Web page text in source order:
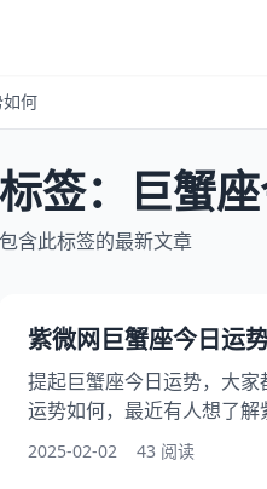
何
标签：巨蟹
包含此标签的最新文章
紫微网巨蟹座今日运
提起巨蟹座今日运势，大
运势如何，最近有人想了
此外，还有朋友想问巨蟹座
近有人在讨论巨蟹座今日
2025-02-02 43 阅读